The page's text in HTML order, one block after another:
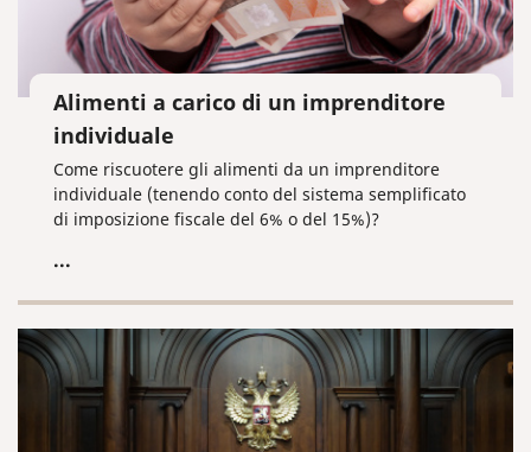
Alimenti a carico di un imprenditore
individuale
Come riscuotere gli alimenti da un imprenditore
individuale (tenendo conto del sistema semplificato
di imposizione fiscale del 6% o del 15%)?
...